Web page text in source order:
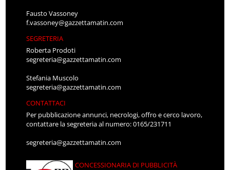
Fausto Vassoney
f.vassoney@gazzettamatin.com
SEGRETERIA
Roberta Prodoti
segreteria@gazzettamatin.com
Stefania Muscolo
segreteria@gazzettamatin.com
CONTATTACI
Per pubblicazione annunci, necrologi, offro e cerco lavoro,
contattare la segreteria al numero: 0165/231711
segreteria@gazzettamatin.com
CONCESSIONARIA DI PUBBLICITÀ